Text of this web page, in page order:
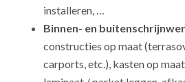
installeren, …
Binnen- en
constructies op maat
carports, etc.), kasten op